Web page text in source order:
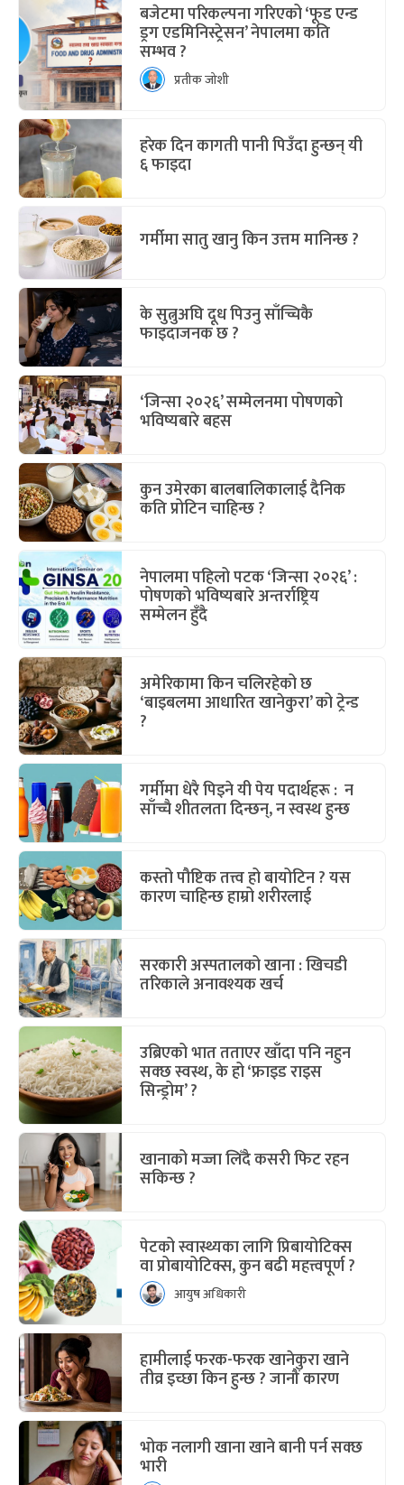
बजेटमा परिकल्पना गरिएको ‘फूड एन्ड
ड्रग एडमिनिस्ट्रेसन’ नेपालमा कति
सम्भव ?
प्रतीक जोशी
हरेक दिन कागती पानी पिउँदा हुन्छन् यी
६ फाइदा
गर्मीमा सातु खानु किन उत्तम मानिन्छ ?
के सुत्नुअघि दूध पिउनु साँच्चिकै
फाइदाजनक छ ?
‘जिन्सा २०२६’ सम्मेलनमा पोषणको
भविष्यबारे बहस
कुन उमेरका बालबालिकालाई दैनिक
कति प्रोटिन चाहिन्छ ?
नेपालमा पहिलो पटक ‘जिन्सा २०२६’ :
पोषणको भविष्यबारे अन्तर्राष्ट्रिय
सम्मेलन हुँदै
अमेरिकामा किन चलिरहेको छ
‘बाइबलमा आधारित खानेकुरा’ को ट्रेन्ड
?
गर्मीमा धेरै पिइने यी पेय पदार्थहरू : न
साँच्चै शीतलता दिन्छन्, न स्वस्थ हुन्छ
कस्तो पौष्टिक तत्त्व हो बायोटिन ? यस
कारण चाहिन्छ हाम्रो शरीरलाई
सरकारी अस्पतालको खाना : खिचडी
तरिकाले अनावश्यक खर्च
उब्रिएको भात तताएर खाँदा पनि नहुन
सक्छ स्वस्थ, के हो ‘फ्राइड राइस
सिन्ड्रोम’ ?
खानाको मज्जा लिँदै कसरी फिट रहन
सकिन्छ ?
पेटको स्वास्थ्यका लागि प्रिबायोटिक्स
वा प्रोबायोटिक्स, कुन बढी महत्त्वपूर्ण ?
आयुष अधिकारी
हामीलाई फरक-फरक खानेकुरा खाने
तीव्र इच्छा किन हुन्छ ? जानौं कारण
भोक नलागी खाना खाने बानी पर्न सक्छ
भारी